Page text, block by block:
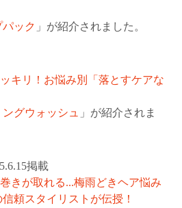
ック 」が紹介されました。
キリ！お悩み別「落とすケアな
グウォッシュ
」が紹介されま
掲載
きが取れる...梅雨どきヘア悩み
頼スタイリストが伝授！